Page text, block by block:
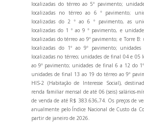
localizadas do térreo ao 5º pavimento;
localizadas no térreo ao 6 º pavimento;
localizadas do 2 º ao 6 º pavimento, as
localizadas do 1 º ao 9 º pavimento, e
localizadas do térreo ao 9º pavimento; e Torre
localizadas do 1º ao 9º pavimento;
localizadas no térreo; unidades de final 04 e 05
ao 9º pavimento; unidades de final 6 a 12 do
unidades de final 13 ao 19 do térreo ao 9º
HIS-2 (Habitação de Interesse Social),
renda familiar mensal de até 06 (seis) salários-
de venda de até R$ 383.636,74. Os preços de
anualmente pelo Índice Nacional de Custo da
partir de janeiro de 2026.